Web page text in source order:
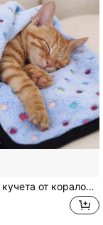
1бр одеяло за кучета от коралов флис на сини точки, топла постелка за кучета от всякакъв размер, диван и покривало за легло, домашна употреба